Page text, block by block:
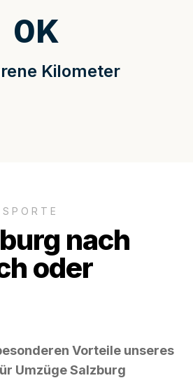
Kilometer
0K
nach
oder
Vorteile unseres
Umzüge Salzburg